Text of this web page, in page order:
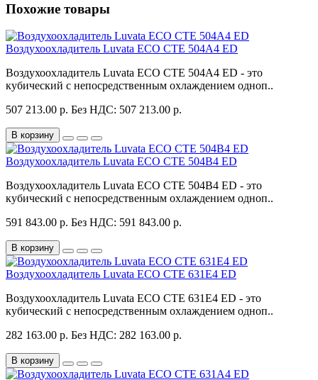
Похожие товары
Воздухоохладитель Luvata ECO CTE 504A4 ED
Воздухоохладитель Luvata ECO CTE 504A4 ED - это
кубический с непосредственным охлаждением одноп..
507 213.00 р. Без НДС: 507 213.00 р.
В корзину
Воздухоохладитель Luvata ECO CTE 504B4 ED
Воздухоохладитель Luvata ECO CTE 504B4 ED - это
кубический с непосредственным охлаждением одноп..
591 843.00 р. Без НДС: 591 843.00 р.
В корзину
Воздухоохладитель Luvata ECO CTE 631E4 ED
Воздухоохладитель Luvata ECO CTE 631E4 ED - это
кубический с непосредственным охлаждением одноп..
282 163.00 р. Без НДС: 282 163.00 р.
В корзину